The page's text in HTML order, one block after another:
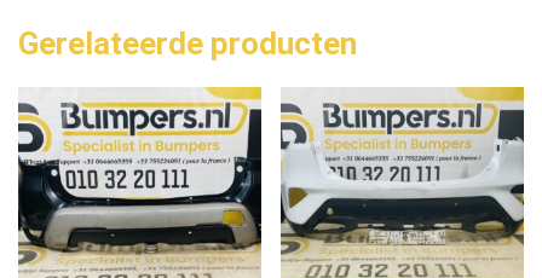
Gerelateerde producten